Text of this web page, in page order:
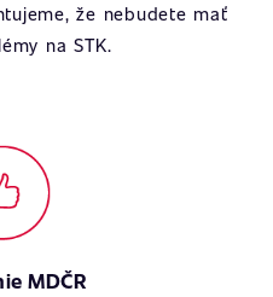
že nebudete mať
na STK.
MDČR